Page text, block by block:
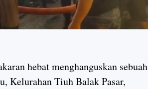
hebat menghanguskan sebuah
Kelurahan Tiuh Balak Pasar,